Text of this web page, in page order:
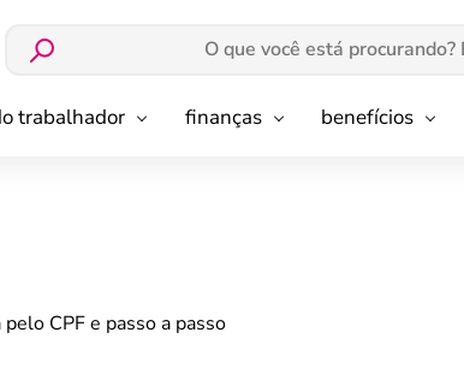
trabalhador finanças benefícios
CPF e passo a passo